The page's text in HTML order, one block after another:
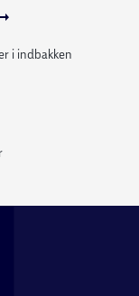
i indbakken